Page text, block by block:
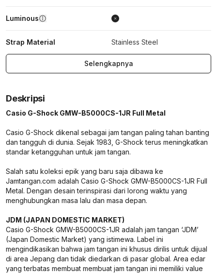
Luminous
Strap Material Stainless Steel
Selengkapnya
Deskripsi
Casio G-Shock GMW-B5000CS-1JR Full Metal
Casio G-Shock dikenal sebagai jam tangan paling tahan banting
dan tangguh di dunia. Sejak 1983, G-Shock terus meningkatkan
standar ketangguhan untuk jam tangan.
Salah satu koleksi epik yang baru saja dibawa ke
Jamtangan.com adalah Casio G-Shock GMW-B5000CS-1JR Full
Metal. Dengan desain terinspirasi dari lorong waktu yang
menghubungkan masa lalu dan masa depan.
JDM (JAPAN DOMESTIC MARKET)
Casio G-Shock GMW-B5000CS-1JR adalah jam tangan ‘JDM’
(Japan Domestic Market) yang istimewa. Label ini
mengindikasikan bahwa jam tangan ini khusus dirilis untuk dijual
di area Jepang dan tidak diedarkan di pasar global. Area edar
yang terbatas membuat membuat jam tangan ini memiliki value